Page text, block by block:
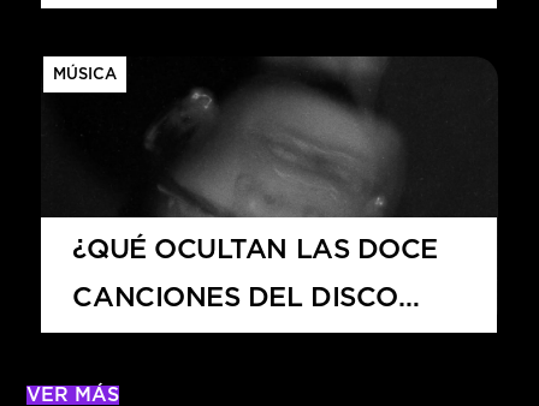
MÚSICA
¿QUÉ OCULTAN LAS DOCE
CANCIONES DEL DISCO
VER MÁS